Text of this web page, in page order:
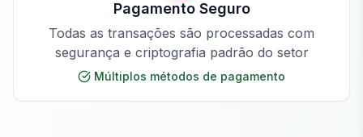
Pagamento Seguro
Todas as transações são processadas com
segurança e criptografia padrão do setor
Múltiplos métodos de pagamento